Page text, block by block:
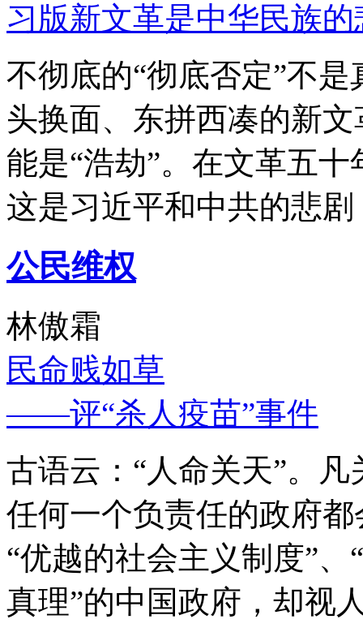
习版新文革是中华民族的
不彻底的“彻底否定”不
头换面、东拼西凑的新
能是“浩劫”。在文革五
这是习近平和中共的悲
公民维权
林傲霜
民命贱如草
——评“杀人疫苗”事件
古语云：“人命关天”。
任何一个负责任的政府
“优越的社会主义制度”
真理”的中国政府，却视